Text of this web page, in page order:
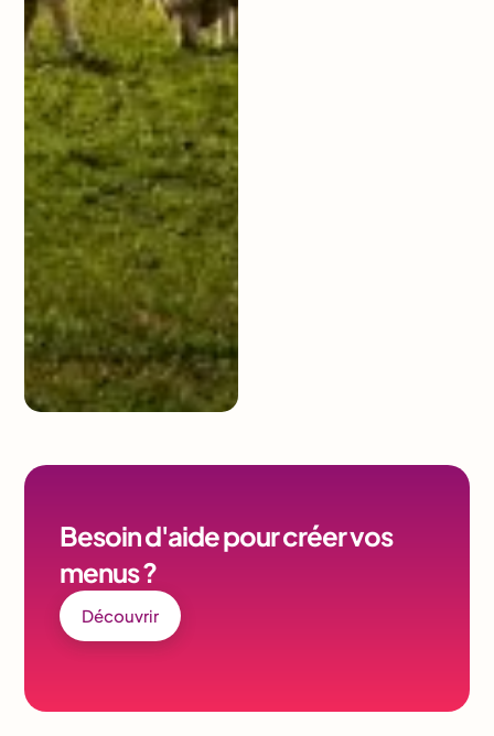
Besoin d'aide pour créer vos
menus ?
Découvrir